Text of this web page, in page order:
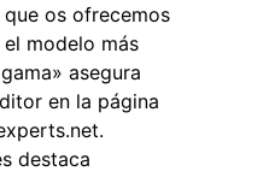
os ofrecemos
modelo más
asegura
en la página
destaca